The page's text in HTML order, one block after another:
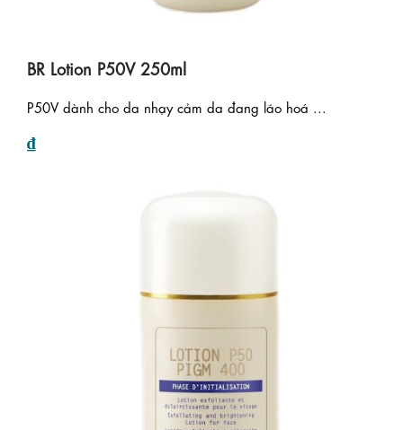
BR Lotion P50V 250ml
P50V dành cho da nhạy cảm da đang lão hoá ...
₫